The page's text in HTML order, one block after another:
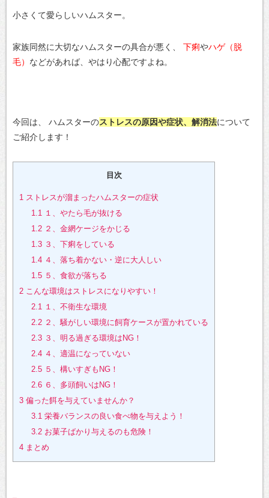
小さくて愛らしいハムスター。
家族同然に大切なハムスターの具合が悪く、 下痢やハゲ（脱
毛） などがあれば、やはり心配ですよね。
今回は、 ハムスターのストレスの原因や症状、解消法について
ご紹介します！
目次
1 ストレスが溜まったハムスターの症状
1.1１、やたら毛が抜ける
1.2２、金網ケージをかじる
1.3３、下痢をしている
1.4４、落ち着かない・逆に大人しい
1.5５、食欲が落ちる
2 こんな環境はストレスになりやすい！
2.1１、不衛生な環境
2.2２、騒がしい環境に飼育ケースが置かれている
2.3３、明る過ぎる環境はNG！
2.4４、適温になっていない
2.5５、構いすぎもNG！
2.6６、多頭飼いはNG！
3 偏った餌を与えていませんか？
3.1栄養バランスの良い食べ物を与えよう！
3.2お菓子ばかり与えるのも危険！
4 まとめ